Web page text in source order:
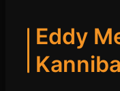
Eddy